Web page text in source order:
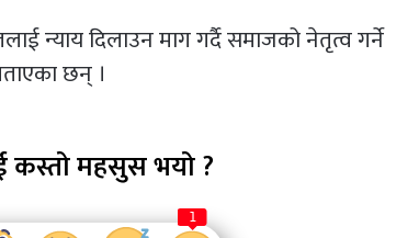
न्याय दिलाउन माग गर्दै समाजको नेतृत्व गर्ने
छन् ।
कस्तो महसुस भयो ?
1